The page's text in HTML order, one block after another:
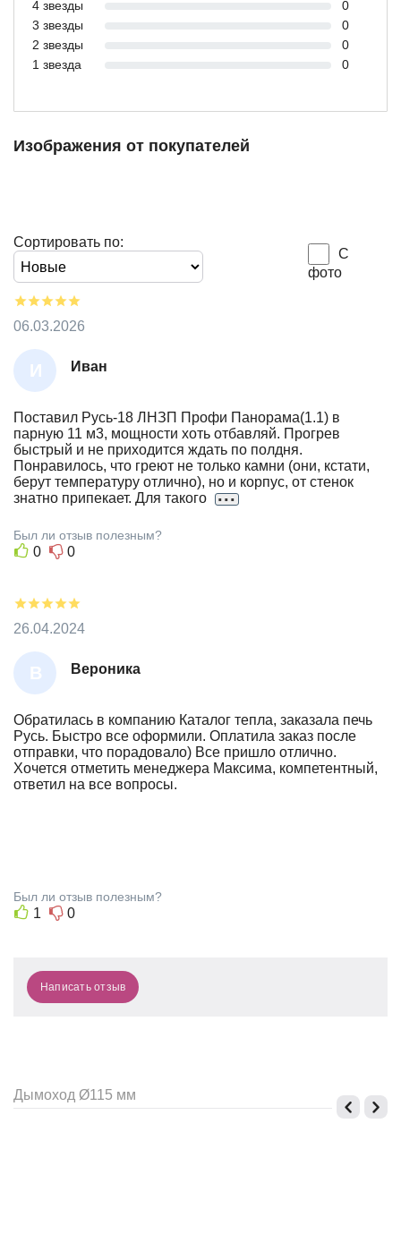
4 звезды
0
3 звезды
0
2 звезды
0
1 звезда
0
Изображения от покупателей
Сортировать по:
С
фото
И
В
А
Н
Иван
06.03.2026
Поставил Русь-18 ЛНЗП Профи Панорама(1.1) в
парную 11 м3, мощности хоть отбавляй. Прогрев
быстрый и не приходится ждать по полдня.
Понравилось, что греют не только камни (они, кстати,
берут температуру отлично), но и корпус, от стенок
знатно припекает. Для такого
...
Был ли отзыв полезным?
0 0
В
Е
Р
О
Н
И
Вероника
26.04.2024
Обратилась в компанию Каталог тепла, заказала печь
Русь. Быстро все оформили. Оплатила заказ после
отправки, что порадовало) Все пришло отлично.
Хочется отметить менеджера Максима, компетентный,
ответил на все вопросы.
Был ли отзыв полезным?
1 0
Написать отзыв
Дымоход Ø115 мм